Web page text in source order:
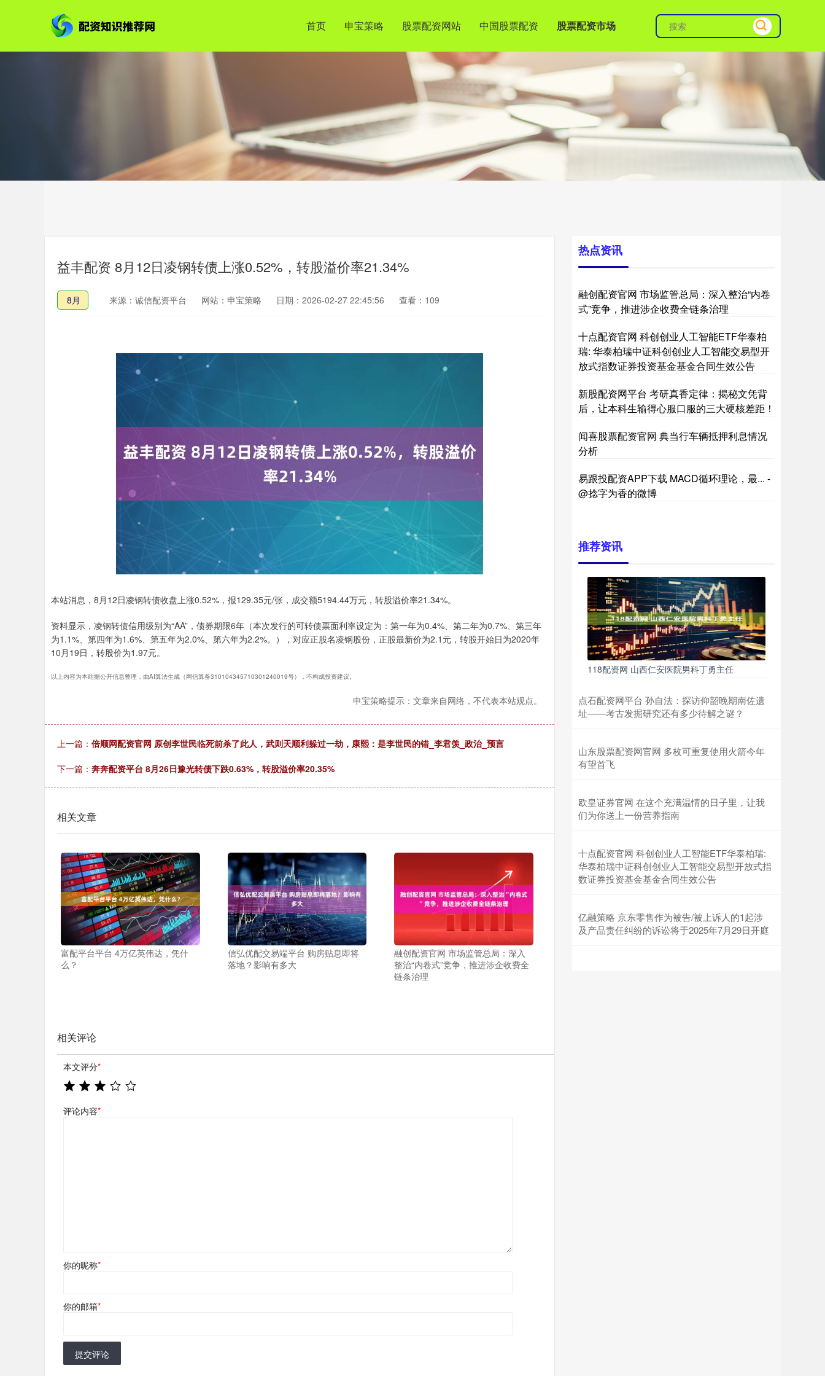
首页 申宝策略 股票配资网站 中国股票配资 股票配资市场
益丰配资 8月12日凌钢转债上涨0.52%，转股溢价率21.34%
8月 来源：诚信配资平台 网站：申宝策略 日期：2026-02-27 22:45:56 查看：109
本站消息，8月12日凌钢转债收盘上涨0.52%，报129.35元/张，成交额5194.44万元，转股溢价率21.34%。
资料显示，凌钢转债信用级别为“AA”，债券期限6年（本次发行的可转债票面利率设定为：第一年为0.4%、第二年为0.7%、第三年
为1.1%、第四年为1.6%、第五年为2.0%、第六年为2.2%。），对应正股名凌钢股份，正股最新价为2.1元，转股开始日为2020年
10月19日，转股价为1.97元。
以上内容为本站据公开信息整理，由AI算法生成（网信算备310104345710301240019号），不构成投资建议。
申宝策略提示：文章来自网络，不代表本站观点。
上一篇： 倍顺网配资官网 原创李世民临死前杀了此人，武则天顺利躲过一劫，康熙：是李世民的错_李君羡_政治_预言
下一篇： 奔奔配资平台 8月26日豫光转债下跌0.63%，转股溢价率20.35%
相关文章
富配平台平台 4万亿英伟达，凭什
么？
信弘优配交易端平台 购房贴息即将
落地？影响有多大
融创配资官网 市场监管总局：深入
整治“内卷式”竞争，推进涉企收费全
链条治理
相关评论
本文评分*
评论内容*
你的昵称*
你的邮箱*
提交评论
热点资讯
融创配资官网 市场监管总局：深入整治“内卷
式”竞争，推进涉企收费全链条治理
十点配资官网 科创创业人工智能ETF华泰柏
瑞: 华泰柏瑞中证科创创业人工智能交易型开
放式指数证券投资基金基金合同生效公告
新股配资网平台 考研真香定律：揭秘文凭背
后，让本科生输得心服口服的三大硬核差距！
闻喜股票配资官网 典当行车辆抵押利息情况
分析
易跟投配资APP下载 MACD循环理论，最... -
@捻字为香的微博
推荐资讯
118配资网 山西仁安医院男科丁勇主任
点石配资网平台 孙自法：探访仰韶晚期南佐遗
址——考古发掘研究还有多少待解之谜？
山东股票配资网官网 多枚可重复使用火箭今年
有望首飞
欧皇证券官网 在这个充满温情的日子里，让我
们为你送上一份营养指南
十点配资官网 科创创业人工智能ETF华泰柏瑞:
华泰柏瑞中证科创创业人工智能交易型开放式指
数证券投资基金基金合同生效公告
亿融策略 京东零售作为被告/被上诉人的1起涉
及产品责任纠纷的诉讼将于2025年7月29日开庭